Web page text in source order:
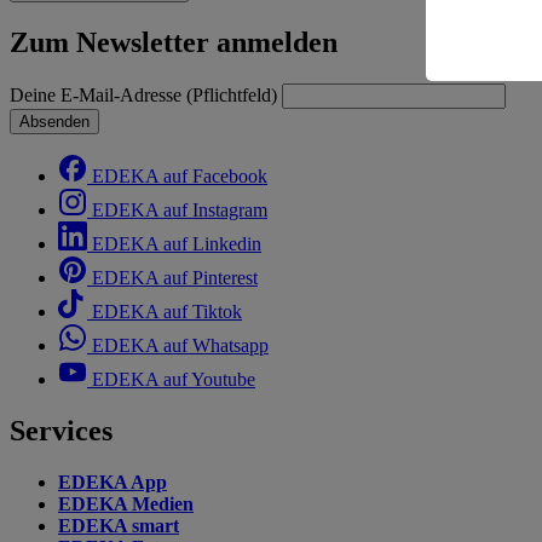
Zum Newsletter anmelden
Deine E-Mail-Adresse (Pflichtfeld)
Absenden
EDEKA auf Facebook
EDEKA auf Instagram
EDEKA auf Linkedin
EDEKA auf Pinterest
EDEKA auf Tiktok
EDEKA auf Whatsapp
EDEKA auf Youtube
Services
EDEKA App
EDEKA Medien
EDEKA smart